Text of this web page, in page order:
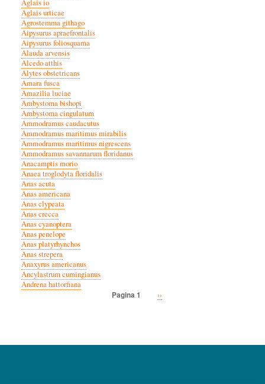
Aglais io
Aglais urticae
Agrostemma githago
Aipysurus apraefrontalis
Aipysurus foliosquama
Alauda arvensis
Alcedo atthis
Alytes obstetricans
Amara fusca
Amazilia luciae
Ambystoma bishopi
Ambystoma cingulatum
Ammodramus caudacutus
Ammodramus maritimus mirabilis
Ammodramus maritimus nigrescens
Ammodramus savannarum floridanus
Anacamptis morio
Anaea troglodyta floridalis
Anas acuta
Anas americana
Anas clypeata
Anas crecca
Anas cyanoptera
Anas penelope
Anas platyrhynchos
Anas strepera
Anaxyrus americanus
Ancylastrum cumingianus
Andrena hattorfiana
Pagina 1
Volgende
››